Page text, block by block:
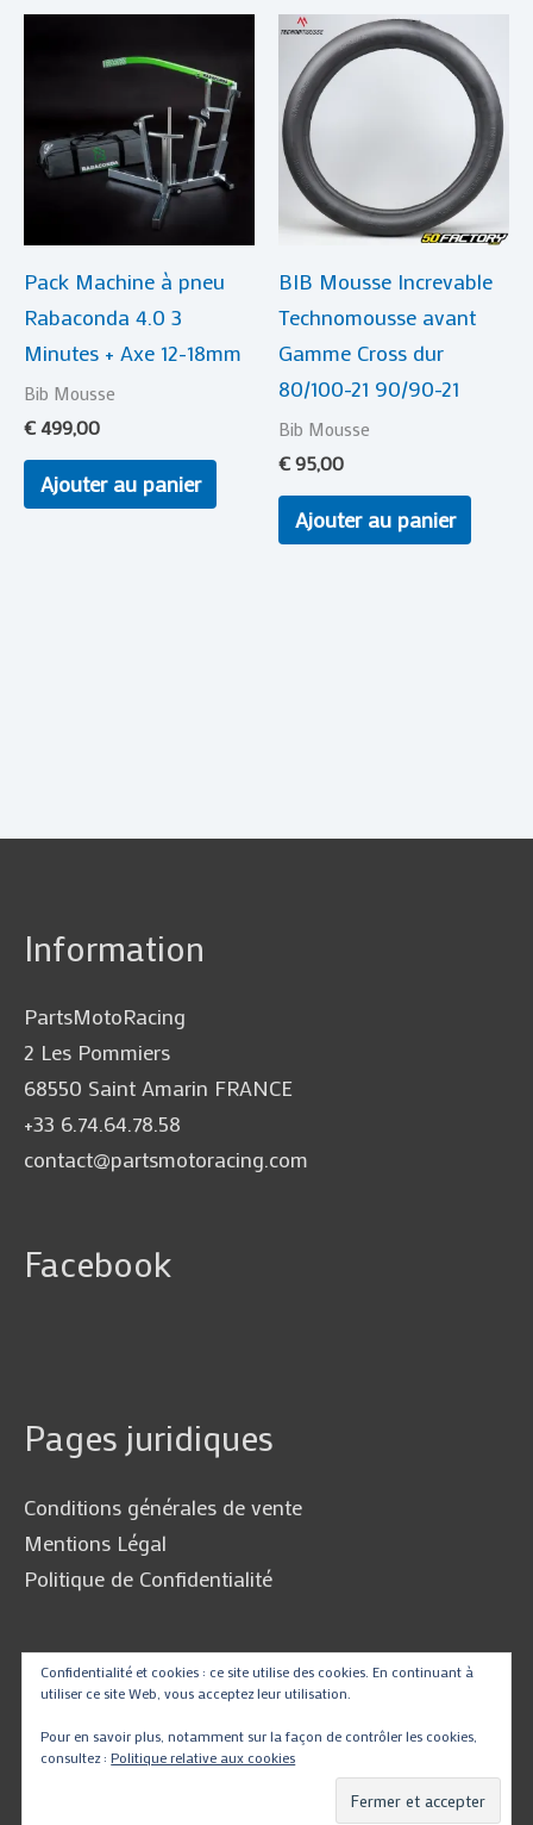
Pack Machine à pneu
Rabaconda 4.0 3
Minutes + Axe 12-18mm
Bib Mousse
€499,00
Ajouter au panier
BIB Mousse Increvable
Technomousse avant
Gamme Cross dur
80/100-21 90/90-21
Bib Mousse
€95,00
Ajouter au panier
Information
PartsMotoRacing
2 Les Pommiers
68550 Saint Amarin FRANCE
+33 6.74.64.78.58
contact@partsmotoracing.com
Facebook
Pages juridiques
Conditions générales de vente
Mentions Légal
Politique de Confidentialité
Traduire
Confidentialité et cookies : ce site utilise des cookies. En continuant à
utiliser ce site Web, vous acceptez leur utilisation.
Pour en savoir plus, notamment sur la façon de contrôler les cookies,
consultez :Politique relative aux cookies